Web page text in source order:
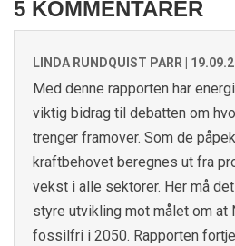
5 KOMMENTARER
LINDA RUNDQUIST PARR |
Med denne rapporten har
viktig bidrag til debatten om
trenger framover. Som de
kraftbehovet beregnes ut fra
vekst i alle sektorer. Her må
styre utvikling mot målet om
fossilfri i 2050. Rapporten